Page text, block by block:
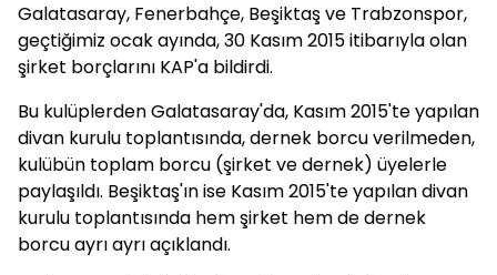
Galatasaray, Fenerbahçe, Beşiktaş ve Trabzonspor,
geçtiğimiz ocak ayında, 30 Kasım 2015 itibarıyla olan
şirket borçlarını KAP'a bildirdi.
Bu kulüplerden Galatasaray'da, Kasım 2015'te yapılan
divan kurulu toplantısında, dernek borcu verilmeden,
kulübün toplam borcu (şirket ve dernek) üyelerle
paylaşıldı. Beşiktaş'ın ise Kasım 2015'te yapılan divan
kurulu toplantısında hem şirket hem de dernek
borcu ayrı ayrı açıklandı.